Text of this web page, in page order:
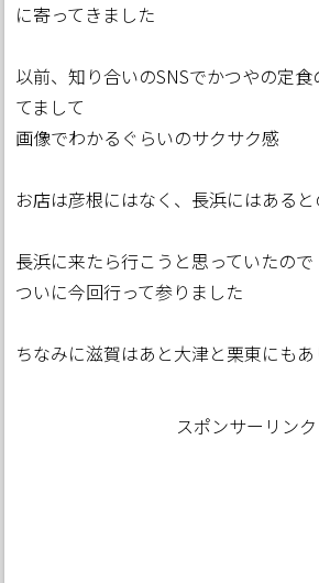
に寄ってきました
以前、知り合いのSNSでかつやの定
てまして
画像でわかるぐらいのサクサク感
お店は彦根にはなく、長浜にはある
長浜に来たら行こうと思っていたので
ついに今回行って参りました
ちなみに滋賀はあと大津と栗東にも
スポンサーリンク